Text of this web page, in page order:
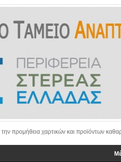
προμήθεια χαρτικών και προϊόντων